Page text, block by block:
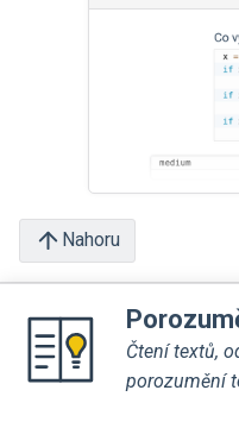
Nahoru
Čtení textů,
porozumění